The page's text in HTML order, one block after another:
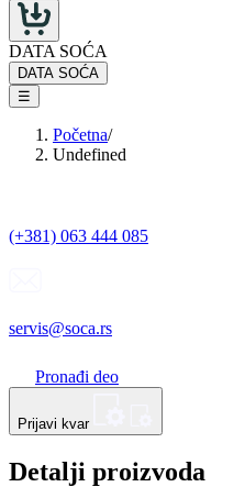
DATA SOĆA
DATA SOĆA
☰
Početna/
Undefined
(+381) 063 444 085
servis@soca.rs
Pronađi deo
Prijavi kvar
Detalji proizvoda